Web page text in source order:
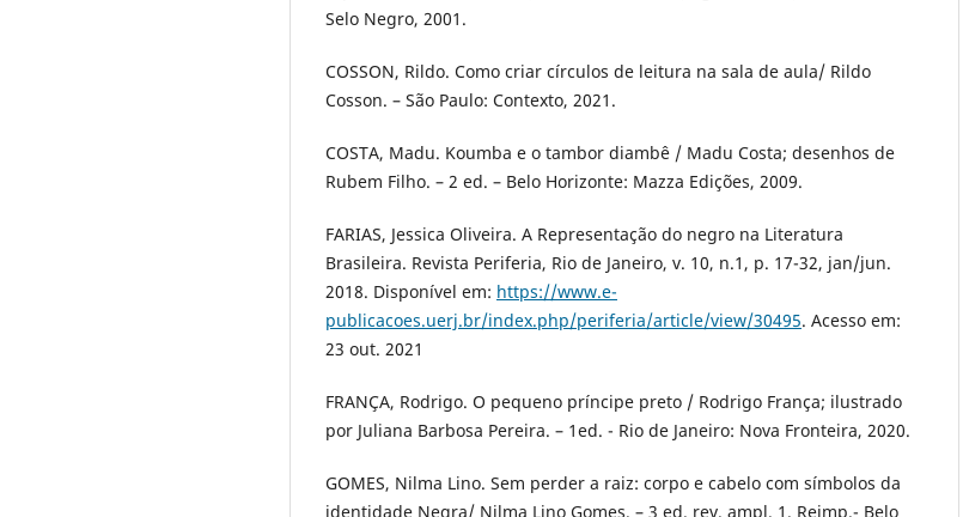
Selo Negro, 2001.
COSSON, Rildo. Como criar círculos de leitura na sala de aula/ Rildo
Cosson. – São Paulo: Contexto, 2021.
COSTA, Madu. Koumba e o tambor diambê / Madu Costa; desenhos de
Rubem Filho. – 2 ed. – Belo Horizonte: Mazza Edições, 2009.
FARIAS, Jessica Oliveira. A Representação do negro na Literatura
Brasileira. Revista Periferia, Rio de Janeiro, v. 10, n.1, p. 17-32, jan/jun.
2018. Disponível em: https://www.e-
publicacoes.uerj.br/index.php/periferia/article/view/30495. Acesso em:
23 out. 2021
FRANÇA, Rodrigo. O pequeno príncipe preto / Rodrigo França; ilustrado
por Juliana Barbosa Pereira. – 1ed. - Rio de Janeiro: Nova Fronteira, 2020.
GOMES, Nilma Lino. Sem perder a raiz: corpo e cabelo com símbolos da
identidade Negra/ Nilma Lino Gomes. – 3 ed. rev. ampl. 1. Reimp.- Belo